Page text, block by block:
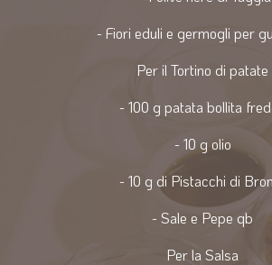
- Fiori eduli e germogli per
Per il Tortino di patate
- 100 g patata bollita
- 10 g olio
- 10 g di Pistacchi di
- Sale e Pepe qb
Per la Salsa